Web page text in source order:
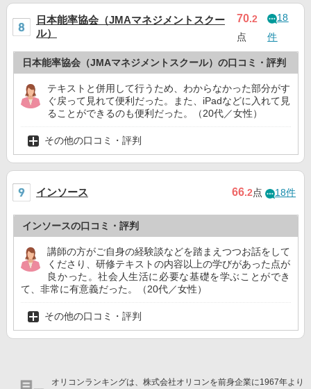
日本能率協会（JMAマネジメントスクー
ル）
70.2
点
18
件
日本能率協会（JMAマネジメントスクール）の口コミ・評判
テキストと併用して行うため、わからなかった部分がす
ぐ戻って見れて便利だった。また、iPadなどに入れて見
ることができるのも便利だった。（20代／女性）
その他の口コミ・評判
インソース 66.2点 18件
インソースの口コミ・評判
講師の方がご自身の経験談などを踏まえつつお話をして
くださり、研修テキストの内容以上の学びがあった点が
良かった。社会人生活に必要な基礎を学ぶことができ
て、非常に有意義だった。（20代／女性）
その他の口コミ・評判
オリコンランキングは、株式会社オリコンを前身企業に1967年より